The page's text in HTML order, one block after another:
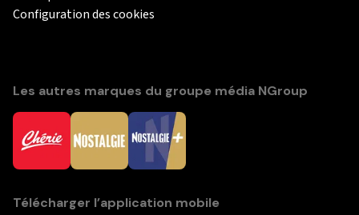
Configuration des cookies
Les autres marques du groupe média NGroup
Télécharger l’application mobile